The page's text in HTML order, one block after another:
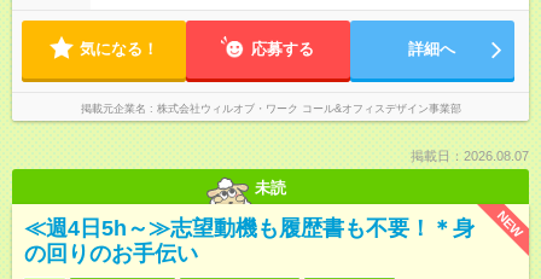
気になる！ 応募する 詳細へ
掲載元企業名 株式会社ウィルオブ・ワーク コール&オフィスデザイン事業部
掲載日：2026.08.07
未読
NEW
≪週4日5h～≫志望動機も履歴書も不要！＊身
の回りのお手伝い